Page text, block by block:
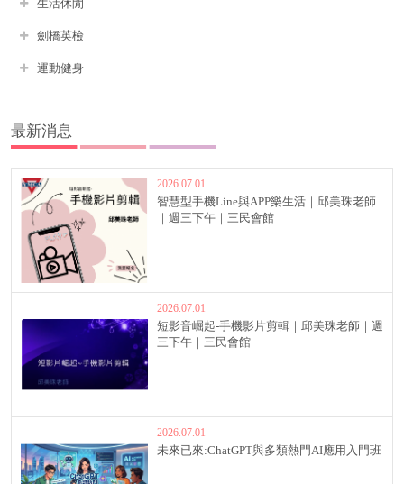
生活休閒
劍橋英檢
運動健身
最新消息
2026.07.01
智慧型手機Line與APP樂生活｜邱美珠老師
｜週三下午｜三民會館
2026.07.01
短影音崛起-手機影片剪輯｜邱美珠老師｜週
三下午｜三民會館
2026.07.01
未來已來:ChatGPT與多類熱門AI應用入門班